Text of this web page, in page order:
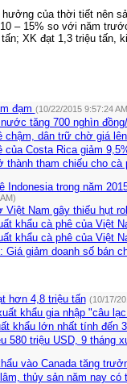
của thời tiết nên
– 15% so với năm
XK đạt 1,3 triệu tấn,
đạm (10/22/2015 9:57:24
tăng 700 nghìn
chậm, dân trữ chờ giá
của Costa Rica giảm
thành tham chiếu cho
Indonesia trong năm
Việt Nam gây thiếu hụt
khẩu cà phê của Việt
khẩu cà phê của Việt
Giá giảm doanh số bán
hơn 4,8 triệu tấn (10/17/
khẩu gia nhập "câu
khẩu lớn nhất tính đến
580 triệu USD, 9 tháng
vào Canada tăng
thủy sản năm nay có